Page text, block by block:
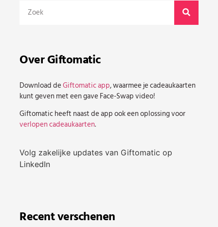
Over Giftomatic
Download deGiftomatic app, waarmee je cadeaukaarten
kunt geven met een gave Face-Swap video!
Giftomatic heeft naast de app ook een oplossing voor
verlopen cadeaukaarten.
Volg zakelijke updates van Giftomatic op
LinkedIn
Recent verschenen